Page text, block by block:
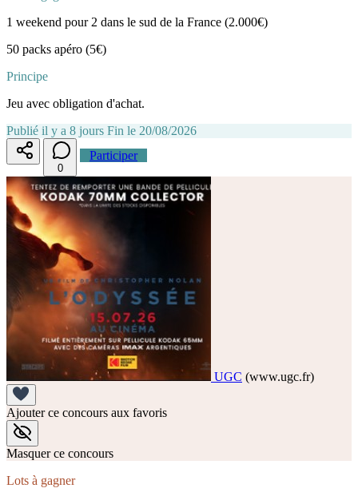
1 weekend pour 2 dans le sud de la France (2.000€)
50 packs apéro (5€)
Principe
Jeu avec obligation d'achat.
Publié il y a 8 jours Fin le 20/08/2026
0
Participer
UGC (www.ugc.fr)
Ajouter ce concours aux favoris
Masquer ce concours
Lots à gagner